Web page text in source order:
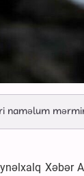
naməlum
Xəbər